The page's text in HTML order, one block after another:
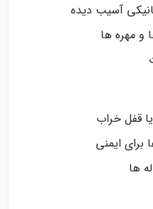
آسیب‌ دیده
مهره‌ ها
قفل خراب
ایمنی
ها